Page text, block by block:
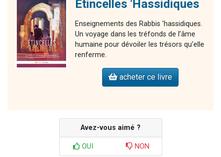
Étincelles 'Hassidiques
Enseignements des Rabbis 'hassidiques.
Un voyage dans les tréfonds de l’âme
humaine pour dévoiler les trésors qu’elle
renferme.
acheter ce livre
Avez-vous aimé ?
OUI NON